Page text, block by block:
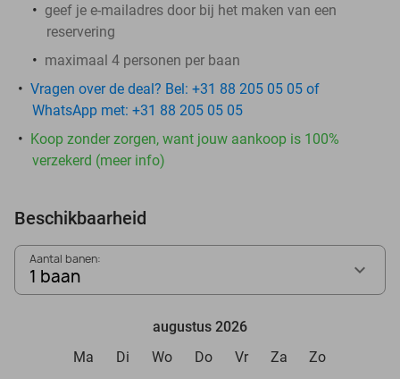
geef je e-mailadres door bij het maken van een
reservering
maximaal 4 personen per baan
Vragen over de deal? Bel: +31 88 205 05 05 of
WhatsApp met: +31 88 205 05 05
Koop zonder zorgen, want jouw aankoop is 100%
verzekerd (meer info)
Beschikbaarheid
Aantal banen:
1 baan
augustus 2026
Ma
Di Wo Do Vr Za Zo